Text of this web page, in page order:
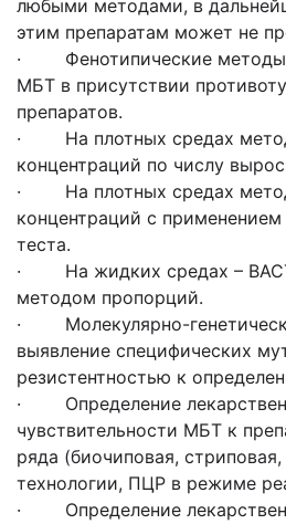
любыми методами, в
этим препаратам может не
· Фенотипические методы
МБТ в присутствии
препаратов.
· На плотных средах
концентраций по числу
· На плотных средах
концентраций с применением
теста.
· На жидких средах –
методом пропорций.
· Молекулярно-
выявление специфических
резистентностью к
· Определение
чувствительности МБТ к
ряда (биочиповая,
технологии, ПЦР в режиме
· Определение